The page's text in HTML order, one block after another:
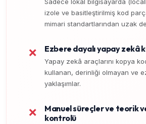
izole ve basitleştirilmiş kod
mimari standartlarından uzak
❌ Ezbere dayalı yapay zekâ
Yapay zekâ araçlarını kopya
kullanan, derinliği olmayan ve
yaklaşımlar.
❌
Manuel süreçler ve teorik
kontrolü